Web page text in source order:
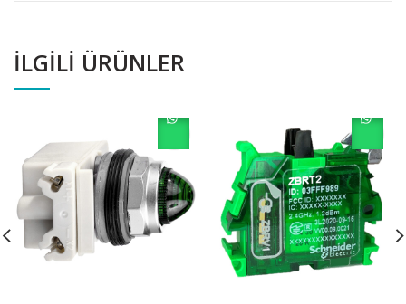
İLGILI ÜRÜNLER